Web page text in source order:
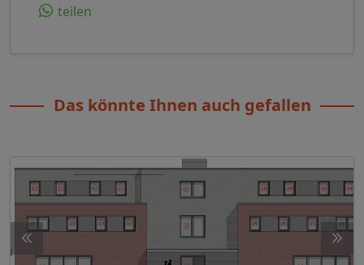
teilen
Das könnte Ihnen auch gefallen